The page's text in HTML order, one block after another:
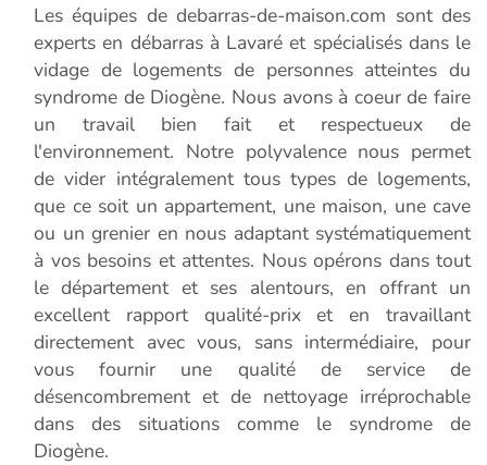
Les équipes de debarras-de-maison.com sont des
experts en débarras à Lavaré et spécialisés dans le
vidage de logements de personnes atteintes du
syndrome de Diogène. Nous avons à coeur de faire
un travail bien fait et respectueux de
l'environnement. Notre polyvalence nous permet
de vider intégralement tous types de logements,
que ce soit un appartement, une maison, une cave
ou un grenier en nous adaptant systématiquement
à vos besoins et attentes. Nous opérons dans tout
le département et ses alentours, en offrant un
excellent rapport qualité-prix et en travaillant
directement avec vous, sans intermédiaire, pour
vous fournir une qualité de service de
désencombrement et de nettoyage irréprochable
dans des situations comme le syndrome de
Diogène.